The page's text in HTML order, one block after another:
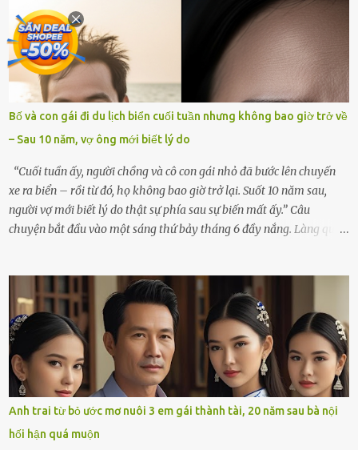
ngồi lặng lẽ nhớ về cô ấy. Nhưng cuộc sống không cho phép tôi mãi
chìm đắm trong đau khổ. Họ hàng, bạn bè và những người thân
thiết đã đến bên, giúp tôi tổ chức tang lễ chu toàn. Và hôm nay là
ngày giỗ đầu tiên của vợ, 49 ngày sau khi cô ấy rời xa tôi mãi
mãi.Buổi sáng hôm đó, sau khi cúng cơm xong, tôi quyết định lên
sắp xếp lại bàn thờ vợ. Mọi thứ vẫn như mọi ngày, nhưng có điều gì
đó kỳ lạ mà tôi không thể giải thích được. Trong khoảnh khắc tôi
cúi xuống lau chùi bát hương, một luồng gió lạ thoáng qua, khiến
tôi giật mình. Và rồi, một chuyện kinh...
Bố và con gái đi du lịch biển cuối tuần nhưng không bao giờ trở về
– Sau 10 năm, vợ ông mới biết lý do
“Cuối tuần ấy, người chồng và cô con gái nhỏ đã bước lên chuyến
xe ra biển – rồi từ đó, họ không bao giờ trở lại. Suốt 10 năm sau,
người vợ mới biết lý do thật sự phía sau sự biến mất ấy.” Câu
chuyện bắt đầu vào một sáng thứ bảy tháng 6 đầy nắng. Làng quê
không kém. Ông Minh, vốn là một người đàn ông điềm đạm, ít nói,
hôm ấy lại đặc biệt vui vẻ. Ông chuẩn bị hành lý cho chuyến đi biển
cùng cô con gái 8 tuổi tên Thảo. “Em ở nhà nghỉ ngơi nhé, anh đưa
con đi biển hai ngày, để nó được ngắm sóng, nghịch cát. Về chắc nó
sẽ kể cho em nghe cả tuần không hết chuyện.” – Ông Minh cười
hiền, vuốt tóc vợ. Bà Hạnh nhìn chồng và con gái ríu rít chuẩn bị mà
lòng cũng rộn ràng. Bà vốn ít có dịp đi xa vì còn bận buôn bán ở chợ,
nên lần này cũng đành ở nhà. Thảo ôm chầm lấy mẹ trước khi đi:
“Con sẽ nhặt thật nhiều vỏ sò cho mẹ nhé!” Chiếc xe khách lăn
Anh trai từ bỏ ước mơ nuôi 3 em gái thành tài, 20 năm sau bà nội
hối hận quá muộn